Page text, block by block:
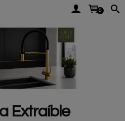
0
Extraíble